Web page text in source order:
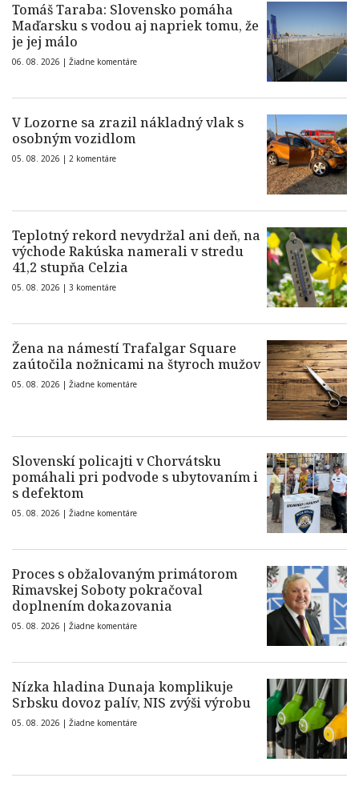
Tomáš Taraba: Slovensko pomáha
Maďarsku s vodou aj napriek tomu, že
je jej málo
06. 08. 2026 | Žiadne komentáre
V Lozorne sa zrazil nákladný vlak s
osobným vozidlom
05. 08. 2026 | 2 komentáre
Teplotný rekord nevydržal ani deň, na
východe Rakúska namerali v stredu
41,2 stupňa Celzia
05. 08. 2026 | 3 komentáre
Žena na námestí Trafalgar Square
zaútočila nožnicami na štyroch mužov
05. 08. 2026 | Žiadne komentáre
Slovenskí policajti v Chorvátsku
pomáhali pri podvode s ubytovaním i
s defektom
05. 08. 2026 | Žiadne komentáre
Proces s obžalovaným primátorom
Rimavskej Soboty pokračoval
doplnením dokazovania
05. 08. 2026 | Žiadne komentáre
Nízka hladina Dunaja komplikuje
Srbsku dovoz palív, NIS zvýši výrobu
05. 08. 2026 | Žiadne komentáre